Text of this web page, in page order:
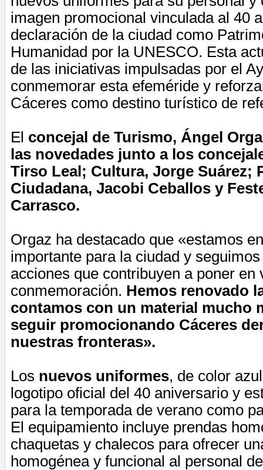
imagen promocional vinculada al 40
declaración de la ciudad como
Humanidad por la UNESCO. Esta
de las iniciativas impulsadas por el
conmemorar esta efeméride y
Cáceres como destino turístico de
El concejal de Turismo, Ángel
las novedades junto a los
Tirso Leal; Cultura, Jorge Suárez;
Ciudadana, Jacobi Ceballos y
Carrasco.
Orgaz ha destacado que «estamos
importante para la ciudad y
acciones que contribuyen a poner en
conmemoración. Hemos renovado
contamos con un material mucho
seguir promocionando Cáceres
nuestras fronteras».
Los nuevos uniformes, de color
logotipo oficial del 40 aniversario y
para la temporada de verano como
El equipamiento incluye prendas
chaquetas y chalecos para ofrecer
homogénea y funcional al personal